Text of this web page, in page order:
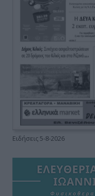
Ειδήσεις 5-8-2026